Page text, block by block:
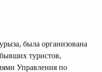
была организована
туристов,
Управления по